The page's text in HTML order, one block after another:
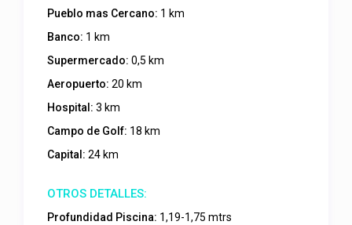
Pueblo mas Cercano: 1 km
Banco: 1 km
Supermercado: 0,5 km
Aeropuerto: 20 km
Hospital: 3 km
Campo de Golf: 18 km
Capital: 24 km
Profundidad Piscina: 1,19-1,75 mtrs